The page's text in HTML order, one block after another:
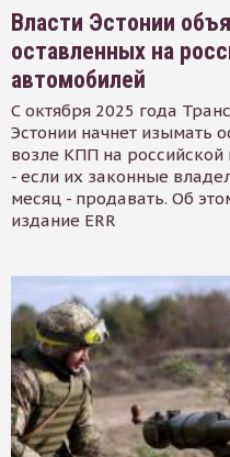
Власти Эстонии
оставленных на
автомобилей
С октября 2025 года
Эстонии начнет изымать
возле КПП на
- если их законные
месяц - продавать. Об
издание ERR